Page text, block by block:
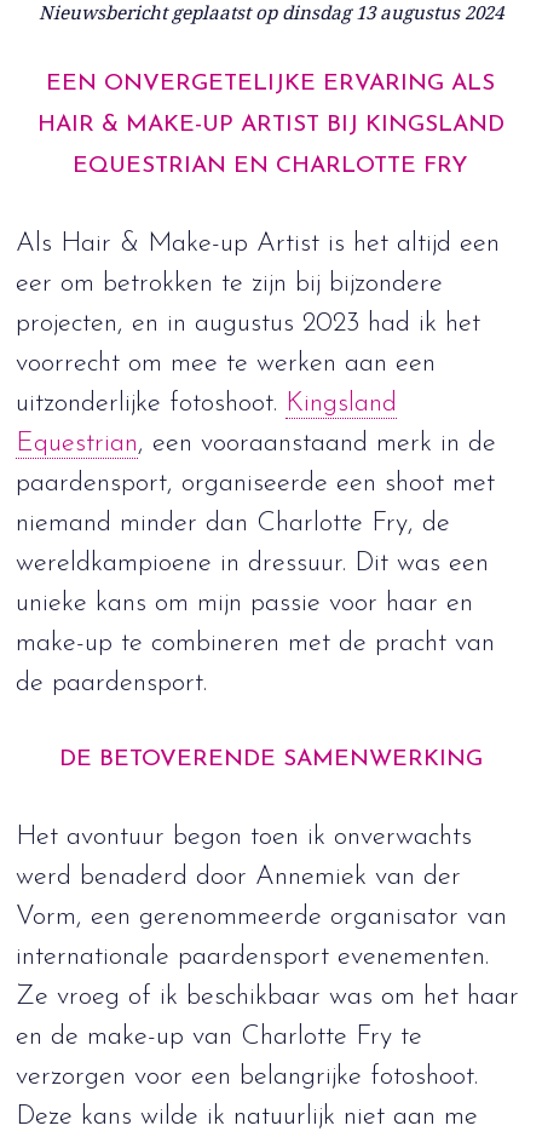
Nieuwsbericht geplaatst op dinsdag 13 augustus 2024
EEN ONVERGETELIJKE ERVARING ALS
HAIR & MAKE-UP ARTIST BIJ KINGSLAND
EQUESTRIAN EN CHARLOTTE FRY
Als Hair & Make-up Artist is het altijd een
eer om betrokken te zijn bij bijzondere
projecten, en in augustus 2023 had ik het
voorrecht om mee te werken aan een
uitzonderlijke fotoshoot. Kingsland
Equestrian, een vooraanstaand merk in de
paardensport, organiseerde een shoot met
niemand minder dan Charlotte Fry, de
wereldkampioene in dressuur. Dit was een
unieke kans om mijn passie voor haar en
make-up te combineren met de pracht van
de paardensport.
DE BETOVERENDE SAMENWERKING
Het avontuur begon toen ik onverwachts
werd benaderd door Annemiek van der
Vorm, een gerenommeerde organisator van
internationale paardensport evenementen.
Ze vroeg of ik beschikbaar was om het haar
en de make-up van Charlotte Fry te
verzorgen voor een belangrijke fotoshoot.
Deze kans wilde ik natuurlijk niet aan me